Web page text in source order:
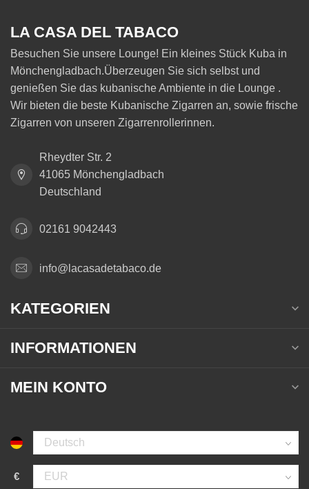
LA CASA DEL TABACO
Besuchen Sie unsere Lounge! Ein kleines Stück Kuba in
Mönchengladbach.Überzeugen Sie sich selbst und
genießen Sie das kubanische Ambiente in die Lounge .
Wir bieten die beste Kubanische Zigarren an, sowie frische
Zigarren von unseren Zigarrenrollerinnen.
Rheydter Str. 2
41065 Mönchengladbach
Deutschland
02161 9042443
info@lacasadetabaco.de
KATEGORIEN
INFORMATIONEN
MEIN KONTO
€